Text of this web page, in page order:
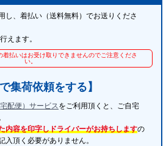
し、着払い（送料無料）でお送りくださ
えます。
払いはお受け取りできませんのでご注意くださ
い。
集荷依頼をする】
配便）サービスをご利用頂くと、ご自宅
内容を印字しドライバーがお持ちしますの
入頂く必要がありません。